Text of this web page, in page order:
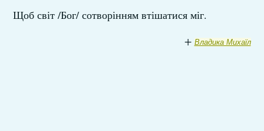
Щоб світ /Бог/ сотворінням втішатися міг.
+ Владика Михаїл